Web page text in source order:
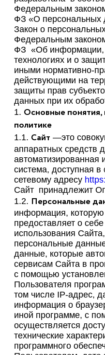
Федеральным
ФЗ «О персональных
Закон о
Федеральным
ФЗ «Об
технологиях и о
иными нормативно-
действующими на
защиты прав
данных при их
1. Основные понятия,
политике
1.1. Сайт —это
аппаратных средств
автоматизированная
система, доступная в
сетевому адресу
Сайт принадлежит
1.2. Персональные
информация,
предоставляет о
использования
персональные
данные, которые
сервисам Сайта в
с помощью
Пользователя
том числе IP-адрес,
информация о
иной программе, с
осуществляется
технические
программного